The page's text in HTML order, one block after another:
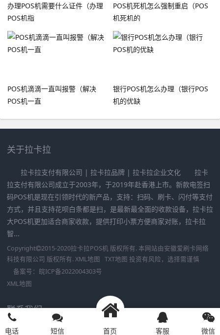
办理POS机需要什么证件（办理
POS机指
POS机死机怎么强制重启（POS
机死机的
POS机滴滴一直叫报警（解决
POS机一直
银行POS机怎么办理（银行POS
机的优缺
关于拉卡拉
拉卡拉支付有限公司 | 拉卡拉品牌 | 拉卡拉企业文化 拉卡
拉支付有限公司成立于2003年，于2019年赴香港上市。新款电签扫
码POS机是现在引领时代的新产品，支持：扫码、刷卡、闪付等支付
方式，并且支持花呗白条都是扫，是最新最全面的收款设备，拉卡拉
大POS机更加适合商家收款，提供打印小票方便商家对账，拉卡拉
智...
Copyright 2015-2020拉卡拉POS机 版权所有. 本网站由安徽爱刷卡网络
科技有限公司 版权所有. XML地图 TXT地图 投资有风险，选择需谨慎
备案号： 皖ICP备2022004303号
XML地图
联系我们
咨询可联系如下方式：
电话 短信 首页 客服 微信